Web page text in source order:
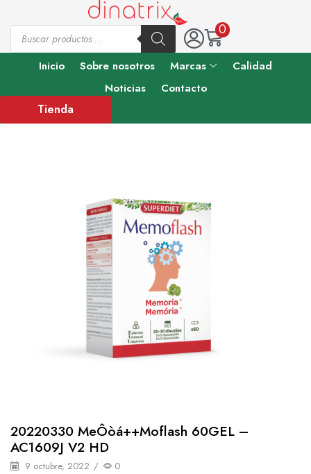
0
Inicio Sobre nosotros Marcas
Calidad
Noticias
Contacto
Tienda
20220330 MeÔòá++moflash 60GEL –
AC1609J V2 HD
9 octubre, 2022 / 0